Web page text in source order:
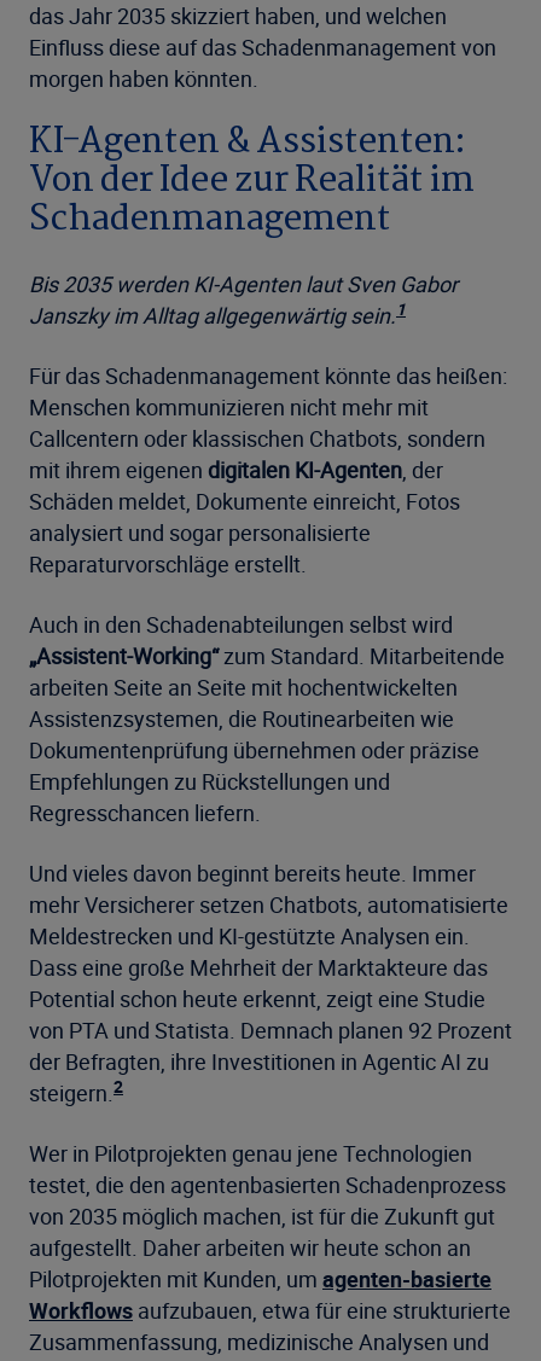
das Jahr 2035 skizziert haben, und welchen
Einfluss diese auf das Schadenmanagement von
morgen haben könnten.
KI-Agenten & Assistenten:
Von der Idee zur Realität im
Schadenmanagement
Bis 2035 werden KI-Agenten laut Sven Gabor
Janszky im Alltag allgegenwärtig sein. 1
Für das Schadenmanagement könnte das heißen:
Menschen kommunizieren nicht mehr mit
Callcentern oder klassischen Chatbots, sondern
mit ihrem eigenen digitalen KI-Agenten, der
Schäden meldet, Dokumente einreicht, Fotos
analysiert und sogar personalisierte
Reparaturvorschläge erstellt.
Auch in den Schadenabteilungen selbst wird
„Assistent-Working“zum Standard. Mitarbeitende
arbeiten Seite an Seite mit hochentwickelten
Assistenzsystemen, die Routinearbeiten wie
Dokumentenprüfung übernehmen oder präzise
Empfehlungen zu Rückstellungen und
Regresschancen liefern.
Und vieles davon beginnt bereits heute. Immer
mehr Versicherer setzen Chatbots, automatisierte
Meldestrecken und KI-gestützte Analysen ein.
Dass eine große Mehrheit der Marktakteure das
Potential schon heute erkennt, zeigt eine Studie
von PTA und Statista. Demnach planen 92 Prozent
der Befragten, ihre Investitionen in Agentic AI zu
steigern.2
Wer in Pilotprojekten genau jene Technologien
testet, die den agentenbasierten Schadenprozess
von 2035 möglich machen, ist für die Zukunft gut
aufgestellt. Daher arbeiten wir heute schon an
Pilotprojekten mit Kunden, um agenten-basierte
Workflows aufzubauen, etwa für eine strukturierte
Zusammenfassung, medizinische Analysen und